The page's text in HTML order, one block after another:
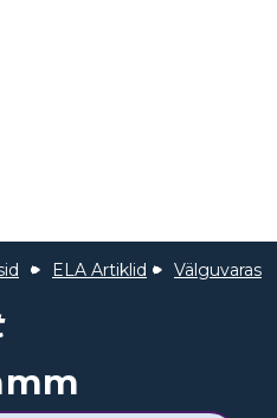
ELA Artiklid Välguvaras